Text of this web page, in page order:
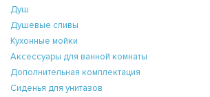
Душ
Душевые сливы
Кухонные мойки
Аксессуары для ванной комнаты
Дополнительная комплектация
Сиденья для унитазов